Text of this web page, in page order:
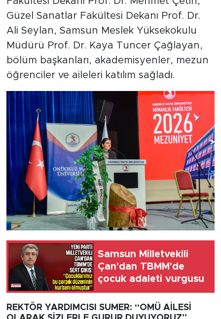
Güzel Sanatlar Fakültesi Dekanı Prof. Dr.
Ali Seylan, Samsun Meslek Yüksekokulu
Müdürü Prof. Dr. Kaya Tuncer Çağlayan,
bölüm başkanları, akademisyenler, mezun
öğrenciler ve aileleri katılım sağladı.
Samsun Milletvekili
Çan'dan TBMM'de
çocuk adaleti vurgusu
REKTÖR YARDIMCISI SUMER: “OMÜ AİLESİ